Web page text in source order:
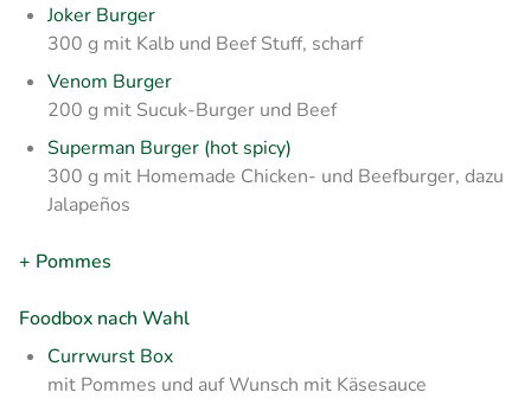
Joker Burger
300 g mit Kalb und Beef Stuff, scharf
Venom Burger
200 g mit Sucuk-Burger und Beef
Superman Burger (hot spicy)
300 g mit Homemade Chicken- und Beefburger, dazu
Jalapeños
+ Pommes
Foodbox nach Wahl
Currwurst Box
mit Pommes und auf Wunsch mit Käsesauce